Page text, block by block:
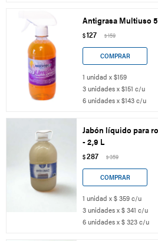
Antigrasa Multiuso
$127 $159
1 unidad x $159
3 unidades x $151 c/u
6 unidades x $143 c/u
Jabón líquido para
- 2,9 L
$287 $359
1 unidad x $ 359 c/u
3 unidades x $ 341 c/u
6 unidades x $ 323 c/u